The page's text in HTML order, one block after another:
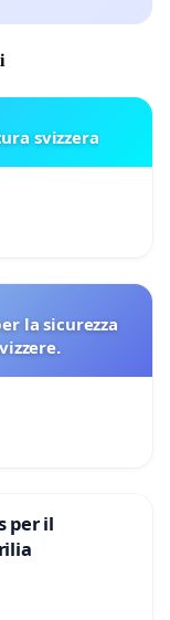
svizzera
la sicurezza
per il